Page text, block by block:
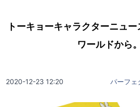
トーキョーキャラクターニュ
ワールドから。
2020-12-23 12:20 パーフェ